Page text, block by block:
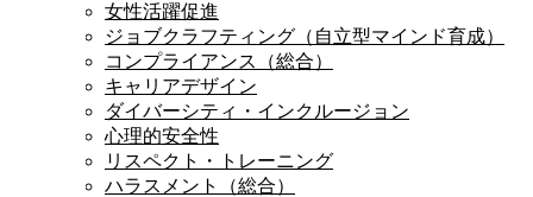
女性活躍促進
ジョブクラフティング（自立型マインド育成）
コンプライアンス（総合）
キャリアデザイン
ダイバーシティ・インクルージョン
心理的安全性
リスペクト・トレーニング
ハラスメント（総合）